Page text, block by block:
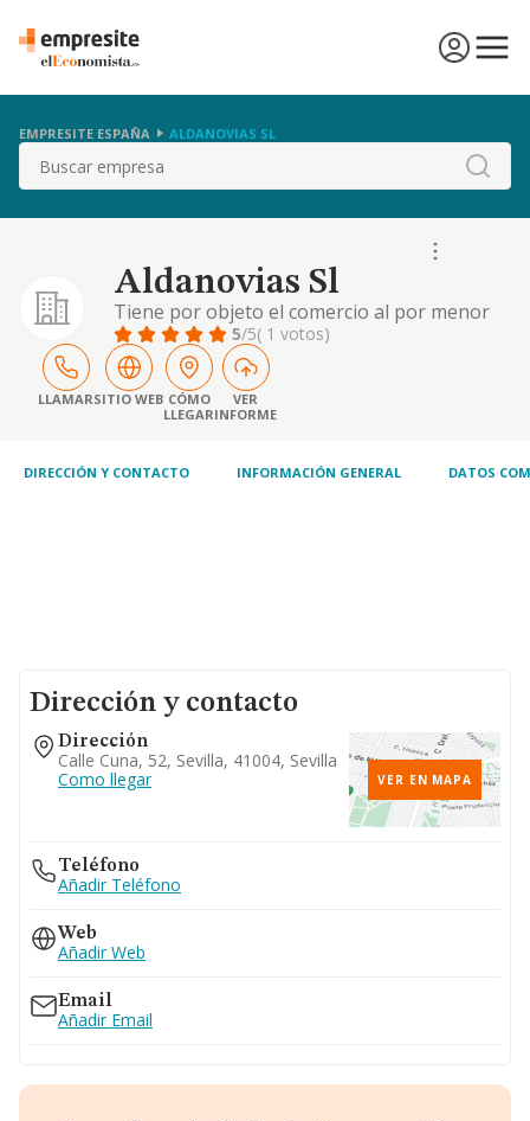
EMPRESITE ESPAÑA ALDANOVIAS SL
Buscar
Aldanovias Sl
Tiene por objeto el comercio al por menor
de toda clase de prendas de vestir, trajes de
novias y complementos
5/5( 1 votos)
LLAMARSITIO WEB CÓMO
LLEGAR
VER
INFORME
DIRECCIÓN Y CONTACTO INFORMACIÓN GENERAL DATOS
Dirección y contacto
Dirección
Calle Cuna, 52, Sevilla, 41004, Sevilla
Como llegar
VER EN MAPA
Teléfono
Añadir Teléfono
Web
Añadir Web
Email
Añadir Email